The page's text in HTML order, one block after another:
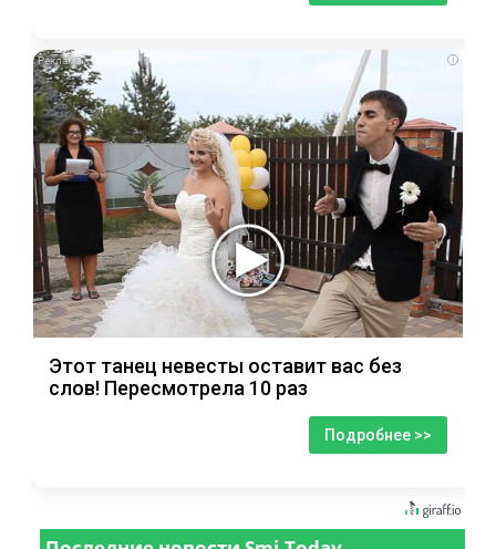
i
Этот танец невесты оставит вас без
слов! Пересмотрела 10 раз
Подробнее >>